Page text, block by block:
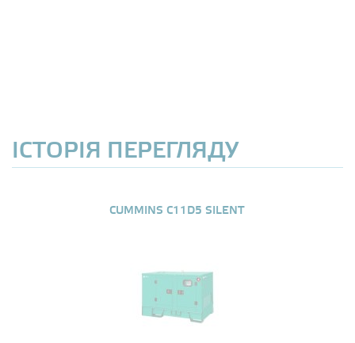
ІСТОРІЯ ПЕРЕГЛЯДУ
CUMMINS C11D5 SILENT